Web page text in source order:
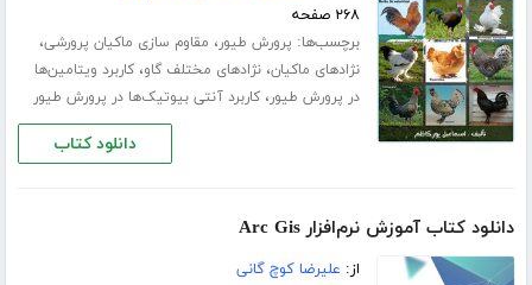
۲۶۸ صفحه
برچسب‌ها: پرورش طیور، مقاوم سازی ماکیان پرورشی،
نژادهای ماکیان،نژادهای مختلف گاو،کاربرد ویتامین‌ها
در پرورش طیور،کاربرد آنتی بیوتیک‌ها در پرورش طیور
دانلود کتاب
دانلود کتاب آموزش نرم‌افزار Arc Gis
از: علیرضا کوچ گانی